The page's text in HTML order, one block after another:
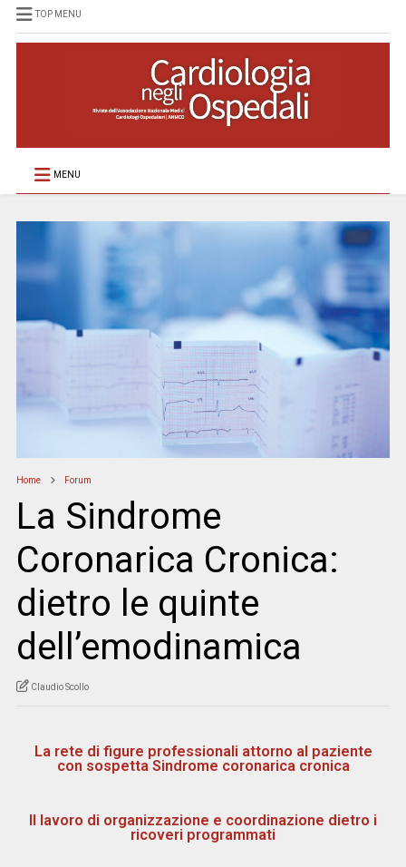
TOP MENU
MENU
Home Forum
La Sindrome
Coronarica Cronica:
dietro le quinte
dell’emodinamica
Claudio Scollo
La rete di figure professionali attorno al paziente
con sospetta Sindrome coronarica cronica
Il lavoro di organizzazione e coordinazione dietro i
ricoveri programmati